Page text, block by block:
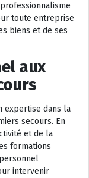
toute entreprise
biens et de ses
aux
expertise dans la
secours. En
et de la
formations
intervenir